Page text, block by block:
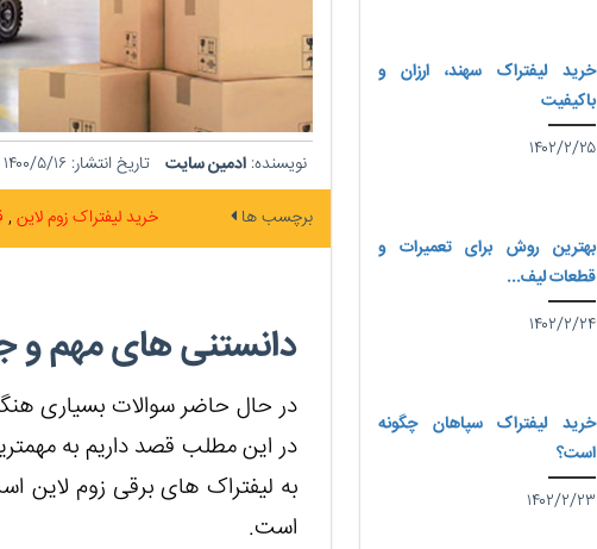
نویسنده: ادمین سایت تاریخ انتشار: ۱۴۰۰/۵/۱۶
برچسب ها خرید لیفتراک زوم لاین
دانستنی های مهم و
در حال حاضر سوالات بسیاری
در این مطلب قصد داریم به
به لیفتراک های برقی زوم
است.
خرید لیفتراک سهند، ارزان و
باکیفیت
۱۴۰۲/۲/۲۵
بهترین روش برای تعمیرات و
قطعات لیف...
۱۴۰۲/۲/۲۴
خرید لیفتراک سپاهان چگونه
است؟
۱۴۰۲/۲/۲۳